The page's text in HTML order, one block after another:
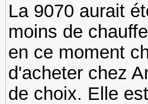
La 9070 aurait
moins de
en ce moment
d'acheter chez
de choix. Elle